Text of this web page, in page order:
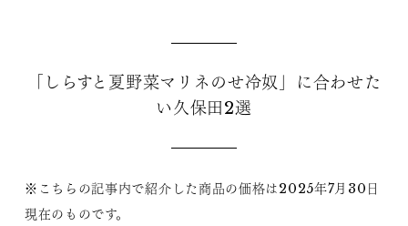
「しらすと夏野菜マリネのせ冷奴」に合わせた
い久保田2選
※こちらの記事内で紹介した商品の価格は2025年7月30日
現在のものです。